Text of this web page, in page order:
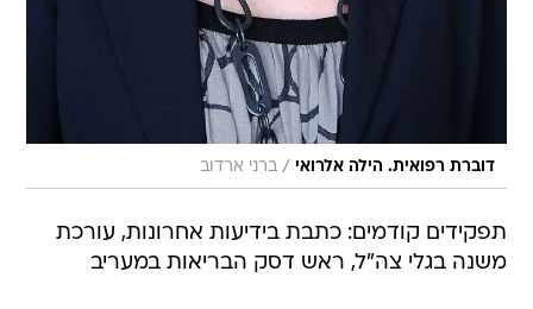
דוברת רפואית. הילה אלרואי / ברני ארדוב
תפקידים קודמים: כתבת בידיעות אחרונות, עורכת
משנה בגלי צה"ל, ראש דסק הבריאות במעריב